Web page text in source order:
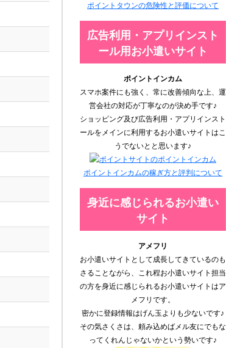
ポイントタウンの危険性と評価について
広告利用・アプリインスト
ール用お小遣いサイト
ポイントインカム
スマホ案件にも強く、常に改善傾向な上、運
営会社の対応が丁寧なのが決め手です♪
ショッピング及び広告利用・アプリインスト
ールをメインに利用するお小遣いサイトはこ
うでないとと思います♪
ポイントインカムの稼ぎ方と評判について
身近に感じられるお小遣い
サイト
アメフリ
お小遣いサイトとして成長してきているのも
さることながら、これ程お小遣いサイト担当
の方を身近に感じられるお小遣いサイトはア
メフリです。
密かに登録情報はげん玉よりも少ないです♪
その気さくさは、頼み込めばメル友にでもな
ってくれんじゃないかという勢いです♪